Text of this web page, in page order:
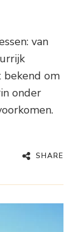
van
bekend om
onder
SHARE